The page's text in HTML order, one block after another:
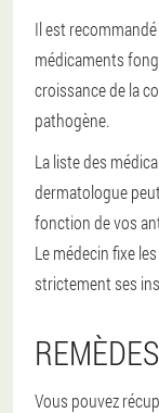
Il est
médicaments
croissance de la
pathogène.
La liste des
dermatologue
fonction de vos
Le médecin fixe
strictement ses
Vous pouvez